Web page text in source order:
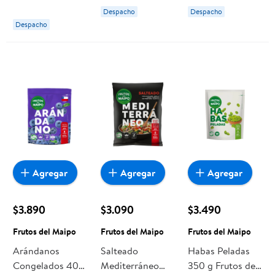
Despacho
Despacho Despacho
$3.890
Frutos del Maipo
Arándanos
Congelados 400
Agregar
$3.090
Frutos del Maipo
Salteado
Mediterráneo
Agregar
$3.490
Frutos del Maipo
Habas Peladas
350 g Frutos del
Agregar